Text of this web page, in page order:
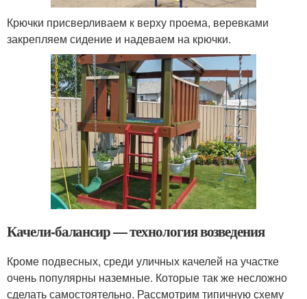
Крючки присверливаем к верху проема, веревками
закрепляем сидение и надеваем на крючки.
Качели-балансир — технология возведения
Кроме подвесных, среди уличных качелей на участке
очень популярны наземные. Которые так же несложно
сделать самостоятельно. Рассмотрим типичную схему